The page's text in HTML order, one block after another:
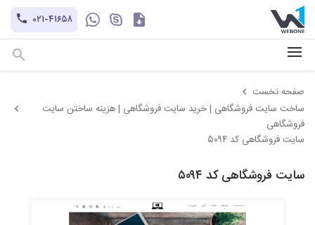
۰۲۱-۴۱۶۵۸
+۹۸-۹۳۰۲۱۲۱۱۰۱
hayatechsocial
کاتالوگ
صفحه نخست
ساخت سایت فروشگاهی | خرید سایت فروشگاهی | هزینه ساختن سایت
فروشگاهی
سایت فروشگاهی کد ۵۰۹۴
سایت فروشگاهی کد ۵۰۹۴